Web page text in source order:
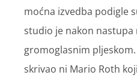
moćna izvedba podigle
studio je nakon nastupa
gromoglasnim
skrivao ni Mario Roth